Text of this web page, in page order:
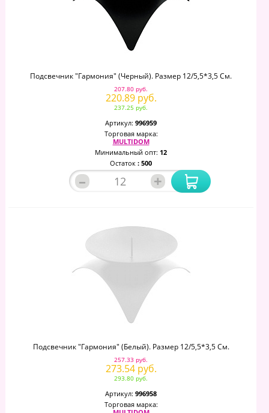
Подсвечник "Гармония" (черный). Размер 12/5,5*3,5 См.
207.80 руб.
220.89 руб.
237.25 руб.
Артикул: 996959
Торговая марка:
MULTIDOM
Минимальный опт: 12
Остаток : 500
– +
Подсвечник "Гармония" (белый). Размер 12/5,5*3,5 См.
257.33 руб.
273.54 руб.
293.80 руб.
Артикул: 996958
Торговая марка: